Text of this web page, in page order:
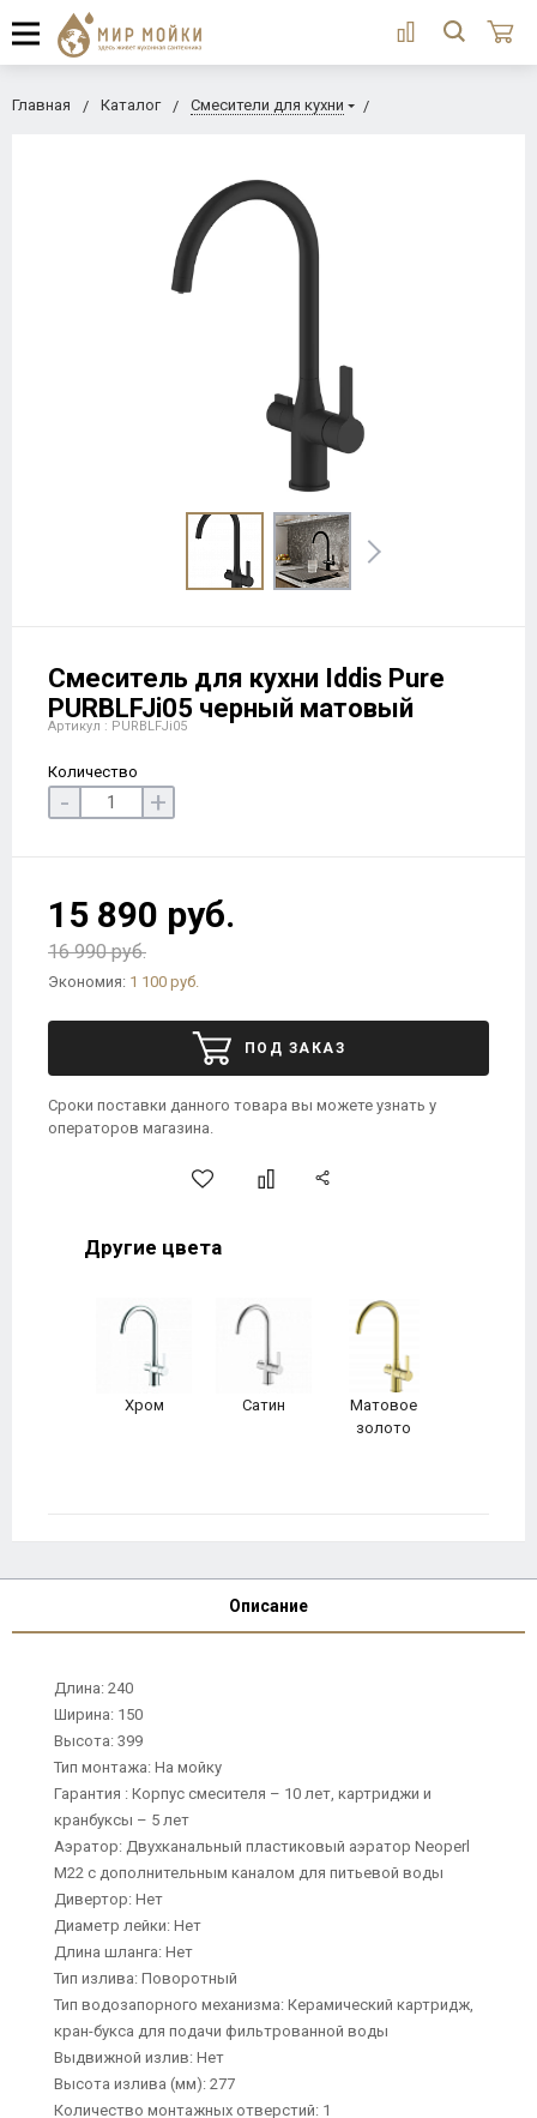
Главная Каталог Смесители для кухни
Смеситель для кухни Iddis Pure
PURBLFJi05 черный матовый
Артикул : PURBLFJi05
Количество
- +
15 890 руб.
16 990 руб.
Экономия: 1 100 руб.
ПОД ЗАКАЗ
Сроки поставки данного товара вы можете узнать у
операторов магазина.
Другие цвета
Хром Сатин
Матовое
золото
Описание
Длина: 240
Ширина: 150
Высота: 399
Тип монтажа: На мойку
Гарантия : Корпус смесителя – 10 лет, картриджи и
кранбуксы – 5 лет
Аэратор: Двухканальный пластиковый аэратор Neoperl
М22 с дополнительным каналом для питьевой воды
Дивертор: Нет
Диаметр лейки: Нет
Длина шланга: Нет
Тип излива: Поворотный
Тип водозапорного механизма: Керамический картридж,
кран-букса для подачи фильтрованной воды
Выдвижной излив: Нет
Высота излива (мм): 277
Количество монтажных отверстий: 1